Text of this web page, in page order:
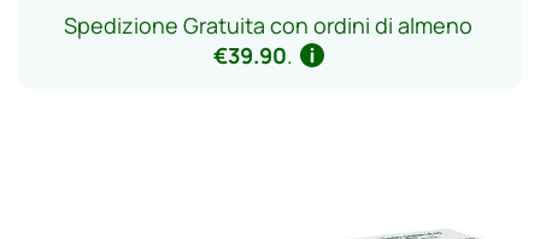
Spedizione Gratuita con ordini di almeno
€39.90.